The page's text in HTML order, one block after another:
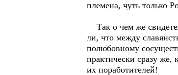
племена, чуть только
Так о чем же
ли, что между
полюбовному
практически сразу же,
их поработителей!